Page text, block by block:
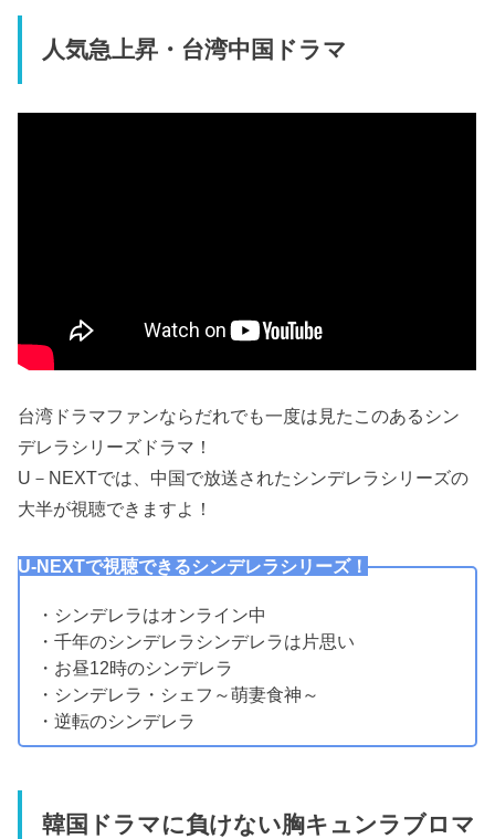
人気急上昇・台湾中国ドラマ
台湾ドラマファンならだれでも一度は見たこのあるシン
デレラシリーズドラマ！
U－NEXTでは、中国で放送されたシンデレラシリーズの
大半が視聴できますよ！
U-NEXTで視聴できるシンデレラシリーズ！
・シンデレラはオンライン中
・千年のシンデレラシンデレラは片思い
・お昼12時のシンデレラ
・シンデレラ・シェフ～萌妻食神～
・逆転のシンデレラ
韓国ドラマに負けない胸キュンラブロマ